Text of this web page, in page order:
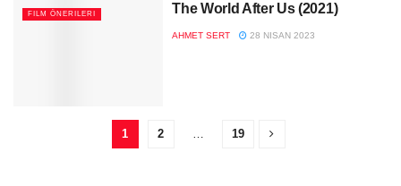
FILM ÖNERILERI The World After Us (2021)
AHMET SERT 28 NISAN 2023
1 2 19